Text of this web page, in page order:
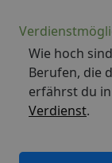
Wie hoch
Berufen, die
erfährst du
Verdienst.